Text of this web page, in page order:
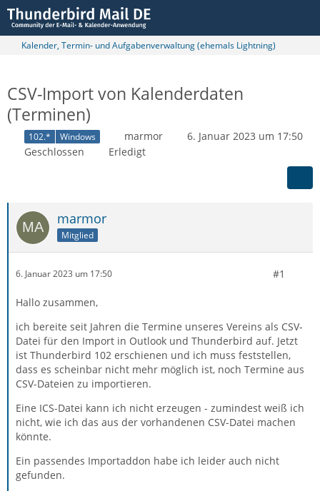
Kalender, Termin- und Aufgabenverwaltung (ehemals Lightning)
CSV-Import von Kalenderdaten
(Terminen)
102.* Windows marmor
6. Januar 2023 um 17:50
Geschlossen
Erledigt
marmor
Mitglied
6. Januar 2023 um 17:50 #1
Hallo zusammen,
ich bereite seit Jahren die Termine unseres Vereins als CSV-
Datei für den Import in Outlook und Thunderbird auf. Jetzt
ist Thunderbird 102 erschienen und ich muss feststellen,
dass es scheinbar nicht mehr möglich ist, noch Termine aus
CSV-Dateien zu importieren.
Eine ICS-Datei kann ich nicht erzeugen - zumindest weiß ich
nicht, wie ich das aus der vorhandenen CSV-Datei machen
könnte.
Ein passendes Importaddon habe ich leider auch nicht
gefunden.